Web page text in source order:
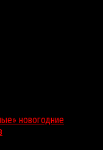
новогодние